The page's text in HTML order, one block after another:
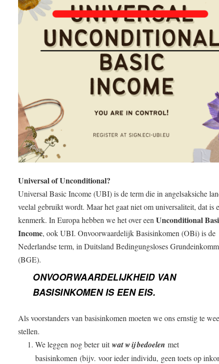
Universal of Unconditional?
Universal Basic Income (UBI) is de term die in angelsaksiche
veelal gebruikt wordt. Maar het gaat niet om universaliteit, dat is
kenmerk. In Europa hebben we het over eenUnconditional
Income, ook UBI. Onvoorwaardelijk Basisinkomen (OBi) is de
Nederlandse term, in Duitsland Bedingungsloses
(BGE).
ONVOORWAARDELIJKHEID VAN
BASISINKOMEN IS EEN EIS.
Als voorstanders van basisinkomen moeten we ons ernstig te
stellen.
We leggennog beteruitwat wij bedoelen met
basisinkomen (bijv.voor ieder individu, geen toets op